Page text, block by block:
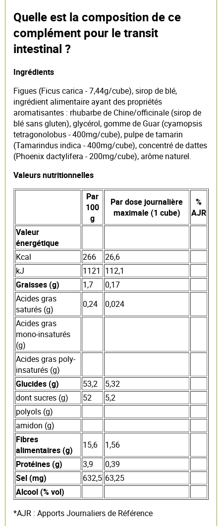
Quelle est la composition de ce
complément pour le transit
intestinal ?
Ingrédients
Figues (Ficus carica - 7,44g/cube), sirop de blé,
ingrédient alimentaire ayant des propriétés
aromatisantes : rhubarbe de Chine/officinale (sirop de
blé sans gluten), glycérol, gomme de Guar (cyamopsis
tetragonolobus - 400mg/cube), pulpe de tamarin
(Tamarindus indica - 400mg/cube), concentré de dattes
(Phoenix dactylifera - 200mg/cube), arôme naturel.
Valeurs nutritionnelles
Par
100
g
Par dose journalière
maximale (1 cube)
%
AJR
Valeur
énergétique
Kcal
266
26,6
kJ
1121 112,1
Graisses (g)
1,7
0,17
Acides gras
saturés (g)
0,24
0,024
Acides gras
mono-insaturés
(g)
Acides gras poly-
insaturés (g)
Glucides (g)
53,2
5,32
dont sucres (g)
52
5,2
polyols (g)
amidon (g)
Fibres
alimentaires (g)
15,6
1,56
Protéines (g)
3,9
0,39
Sel (mg)
632,5 63,25
Alcool (% vol)
*AJR : Apports Journaliers de Référence